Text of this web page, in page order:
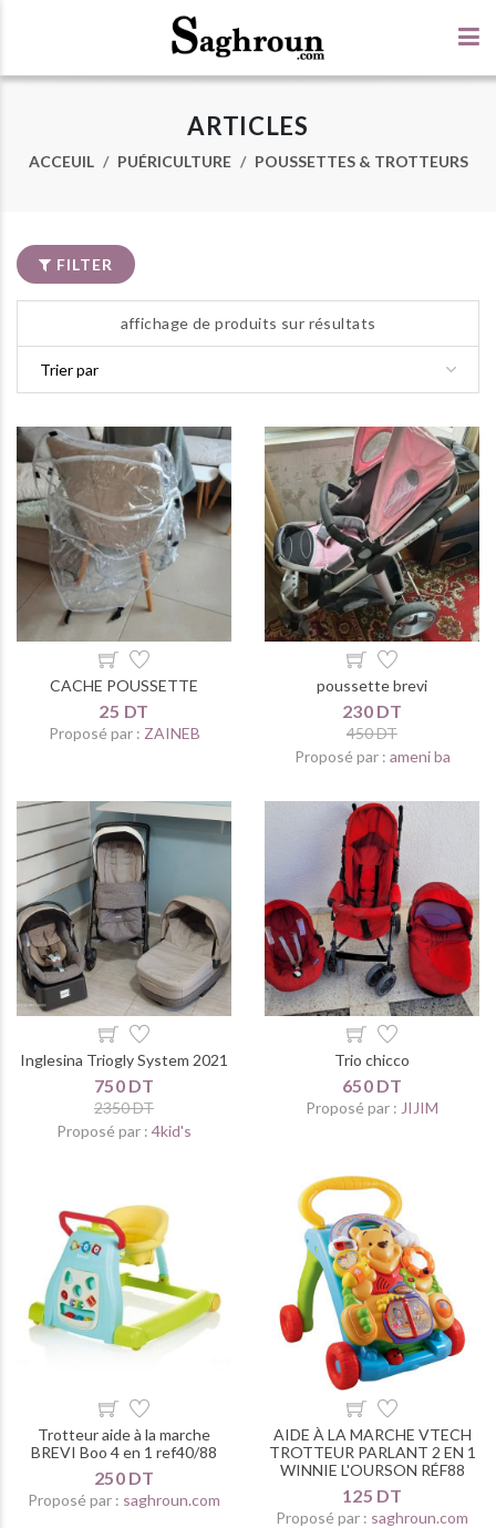
ARTICLES
ACCEUIL PUÉRICULTURE POUSSETTES & TROTTEURS
FILTER
affichage de produits sur résultats
CACHE POUSSETTE
25 DT
Proposé par : ZAINEB
poussette brevi
230 DT
450 DT
Proposé par : ameni ba
Inglesina Triogly System 2021
750 DT
2350 DT
Proposé par : 4kid's
Trio chicco
650 DT
Proposé par : JIJIM
Trotteur aide à la marche
BREVI Boo 4 en 1 ref40/88
250 DT
Proposé par : saghroun.com
AIDE À LA MARCHE VTECH
TROTTEUR PARLANT 2 EN 1
WINNIE L'OURSON RÉF88
125 DT
Proposé par : saghroun.com